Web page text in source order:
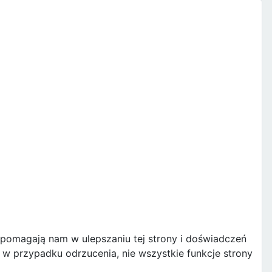
nam w ulepszaniu tej strony i doświadczeń
przypadku odrzucenia, nie wszystkie funkcje strony